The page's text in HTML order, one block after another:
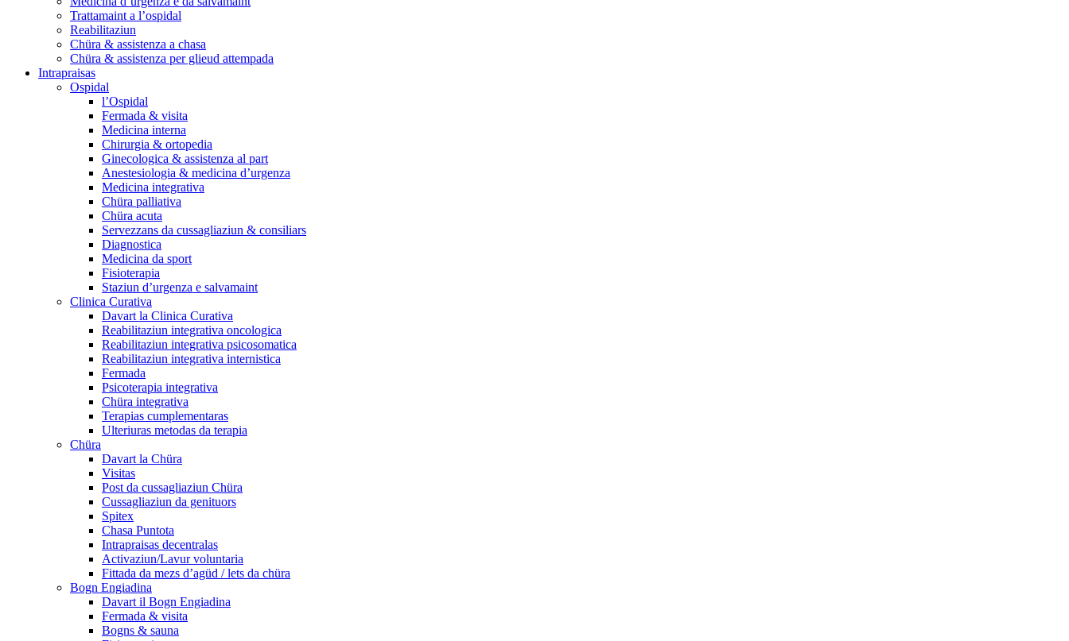
Trattamaint a l’ospidal
Reabilitaziun
Chüra & assistenza a chasa
Chüra & assistenza per glieud attempada
Intrapraisas
Ospidal
l’Ospidal
Fermada & visita
Medicina interna
Chirurgia & ortopedia
Ginecologica & assistenza al part
Anestesiologia & medicina d’urgenza
Medicina integrativa
Chüra palliativa
Chüra acuta
Servezzans da cussagliaziun & consiliars
Diagnostica
Medicina da sport
Fisioterapia
Staziun d’urgenza e salvamaint
Clinica Curativa
Davart la Clinica Curativa
Reabilitaziun integrativa oncologica
Reabilitaziun integrativa psicosomatica
Reabilitaziun integrativa internistica
Fermada
Psicoterapia integrativa
Chüra integrativa
Terapias cumplementaras
Ulteriuras metodas da terapia
Chüra
Davart la Chüra
Visitas
Post da cussagliaziun Chüra
Cussagliaziun da genituors
Spitex
Chasa Puntota
Intrapraisas decentralas
Activaziun/Lavur voluntaria
Fittada da mezs d’agüd / lets da chüra
Bogn Engiadina
Davart il Bogn Engiadina
Fermada & visita
Bogns & sauna